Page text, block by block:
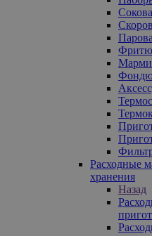
Расходные
хранения
Назад